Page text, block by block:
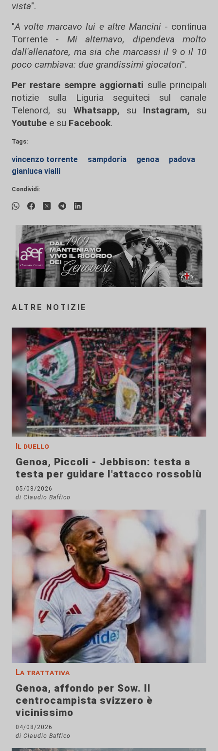
vista".
"A volte marcavo lui e altre Mancini- continua
Torrente - Mi alternavo, dipendeva molto
dall'allenatore, ma sia che marcassi il 9 o il 10
poco cambiava: due grandissimi giocatori".
Per restare sempre aggiornati sulle principali
notizie sulla Liguria seguiteci sul canale
Telenord, su
Whatsapp, su Instagram, su
Youtube e su Facebook.
Tags:
vincenzo torrente sampdoria genoa
padova
gianluca vialli
Condividi:
ALTRE NOTIZIE
Il duello
Genoa, Piccoli - Jebbison: testa a
testa per guidare l'attacco rossoblù
05/08/2026
di Claudio Baffico
La trattativa
Genoa, affondo per Sow. Il
centrocampista svizzero è
vicinissimo
04/08/2026
di Claudio Baffico